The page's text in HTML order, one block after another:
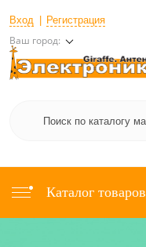
Вход Регистрация
Ваш город:
Каталог товаров